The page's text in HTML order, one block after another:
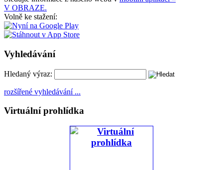
V OBRAZE.
Volně ke stažení:
Vyhledávání
Hledaný výraz:
rozšířené vyhledávání ...
Virtuální prohlídka